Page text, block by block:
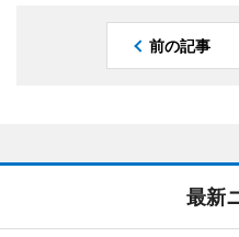
前の記事
最新